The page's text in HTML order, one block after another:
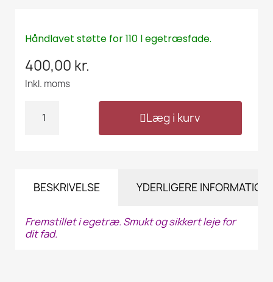
Håndlavet støtte for 110 l egetræsfade.
400,00 kr.
Inkl. moms
Læg i kurv
BESKRIVELSE YDERLIGERE INFORMATION
Fremstillet i egetræ. Smukt og sikkert leje for
dit fad.